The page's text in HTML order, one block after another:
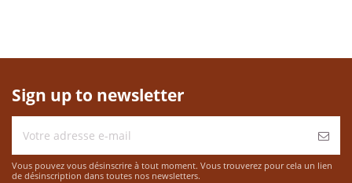
Sign up to newsletter
Vous pouvez vous désinscrire à tout moment. Vous trouverez pour cela un lien
de désinscription dans toutes nos newsletters.